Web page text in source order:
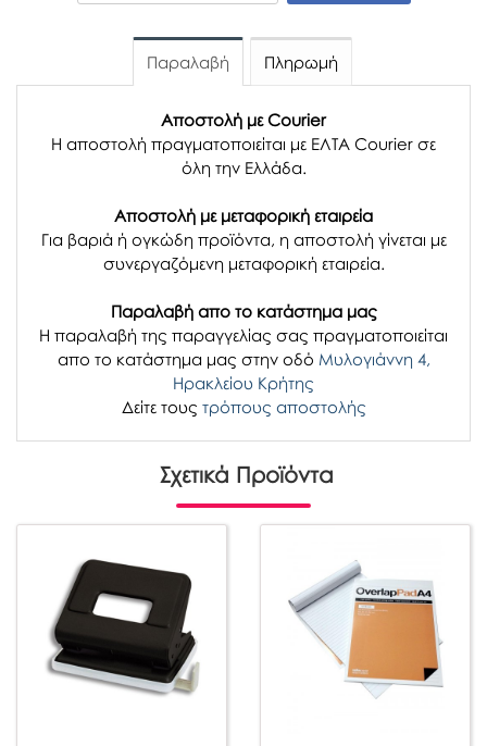
Παραλαβή Πληρωμή
Αποστολή με Courier
Η αποστολή πραγματοποιείται με ΕΛΤΑ Courier σε
όλη την Ελλάδα.
Αποστολή με μεταφορική εταιρεία
Για βαριά ή ογκώδη προϊόντα, η αποστολή γίνεται με
συνεργαζόμενη μεταφορική εταιρεία.
Παραλαβή απο το κατάστημα μας
H παραλαβή της παραγγελίας σας πραγματοποιείται
απο το κατάστημα μας στην οδό Μυλογιάννη 4,
Ηρακλείου Κρήτης
Δείτε τους τρόπους αποστολής
Σχετικά Προϊόντα